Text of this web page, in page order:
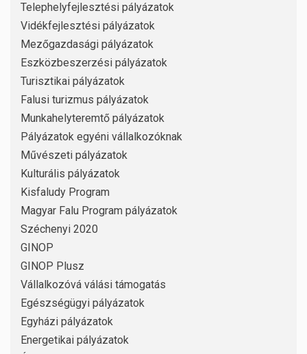
Telephelyfejlesztési pályázatok
Vidékfejlesztési pályázatok
Mezőgazdasági pályázatok
Eszközbeszerzési pályázatok
Turisztikai pályázatok
Falusi turizmus pályázatok
Munkahelyteremtő pályázatok
Pályázatok egyéni vállalkozóknak
Művészeti pályázatok
Kulturális pályázatok
Kisfaludy Program
Magyar Falu Program pályázatok
Széchenyi 2020
GINOP
GINOP Plusz
Vállalkozóvá válási támogatás
Egészségügyi pályázatok
Egyházi pályázatok
Energetikai pályázatok